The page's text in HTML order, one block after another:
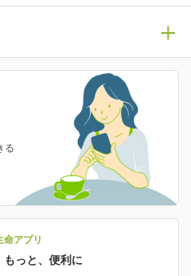
がわかる！
めのWebメディア
理由がわかる！
申し込み など
・サービス
プ
る
命アプリ
もっと、便利に